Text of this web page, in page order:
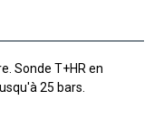
Sonde T+HR en
25 bars.